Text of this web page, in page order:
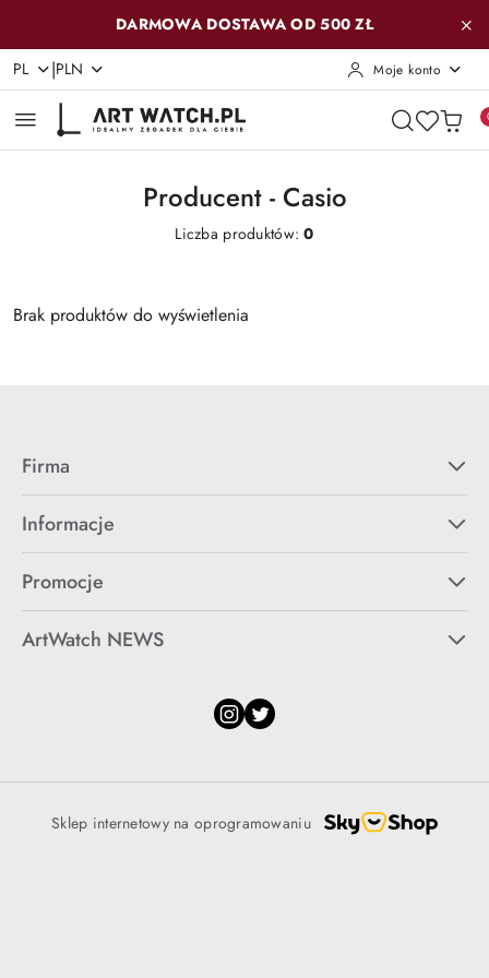
Przejdź do treści głównej
Przejdź do wyszukiwarki
Przejdź do moje konto
Przejdź do menu głównego
Przejdź do stopkiDARMOWA DOSTAWA OD 500 ZŁ
PL |PLN Moje konto
Producent - Casio
Liczba produktów:0
Brak produktów do wyświetlenia
Firma
Informacje
Promocje
ArtWatch NEWS
Sklep internetowy na oprogramowaniu